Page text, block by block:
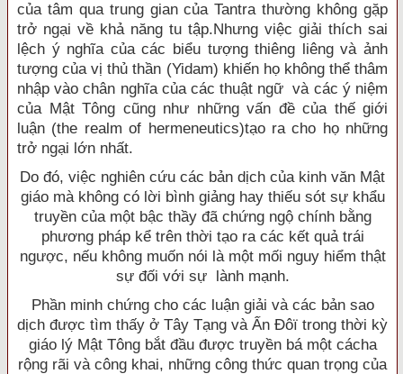
của tâm qua trung gian của Tantra thường không gặp
trở ngại về khả năng tu tập.Nhưng việc giải thích sai
lệch ý nghĩa của các biểu tượng thiêng liêng và ảnh
tượng của vị thủ thần (Yidam) khiến họ không thể thâm
nhập vào chân nghĩa của các thuật ngữ và các ý niệm
của Mật Tông cũng như những vấn đề của thế giới
luận (the realm of hermeneutics)tạo ra cho họ những
trở ngại lớn nhất.
Do đó, việc nghiên cứu các bản dịch của kinh văn Mật
giáo mà không có lời bình giảng hay thiếu sót sự khẩu
truyền của một bậc thầy đã chứng ngộ chính bằng
phương pháp kể trên thời tạo ra các kết quả trái
ngược, nếu không muốn nói là một mối nguy hiểm thật
sự đối với sự lành mạnh.
Phần minh chứng cho các luận giải và các bản sao
dịch được tìm thấy ở Tây Tạng và Ấn Ðôï trong thời kỳ
giáo lý Mật Tông bắt đầu được truyền bá một cácha
rộng rãi và công khai, những công thức quan trọng của